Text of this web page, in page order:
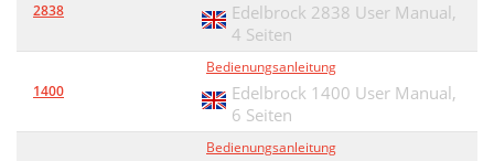
2838
Edelbrock 2838 User Manual,
4 Seiten
1400
Bedienungsanleitung
Edelbrock 1400 User Manual,
6 Seiten
Bedienungsanleitung